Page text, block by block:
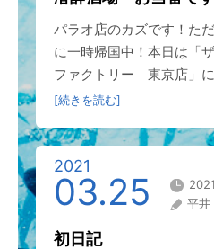
パラオ店のカズです！た
に一時帰国中！本日は「
ファクトリー 東京店」
[続きを読む]
2021
03.25
平井
初日記